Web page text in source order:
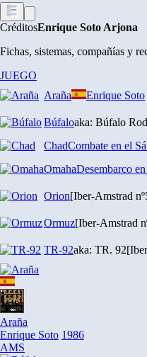
CréditosEnrique Soto Arjona
Fichas, sistemas, compañías y
JUEGO
Araña
Enrique Soto
Búfaloaka: Búfalo
ChadCombate en el
OmahaDesembarco
Orion[Iber-Amstrad
Ormuz[Iber-Amstrad
TR-92aka: TR. 92
Araña
Enrique Soto 1986
AMS